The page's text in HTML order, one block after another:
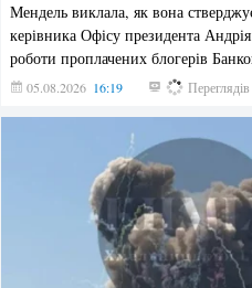
Мендель виклала, як вона
керівника Офісу президента
роботи проплачених блогерів
05.08.2026 16:19 193 Переглядів